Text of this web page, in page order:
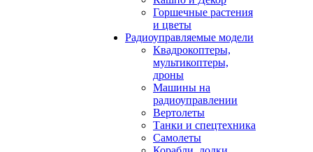
Горшечные растения
и цветы
Радиоуправляемые модели
Квадрокоптеры,
мультикоптеры,
дроны
Машины на
радиоуправлении
Вертолеты
Танки и спецтехника
Самолеты